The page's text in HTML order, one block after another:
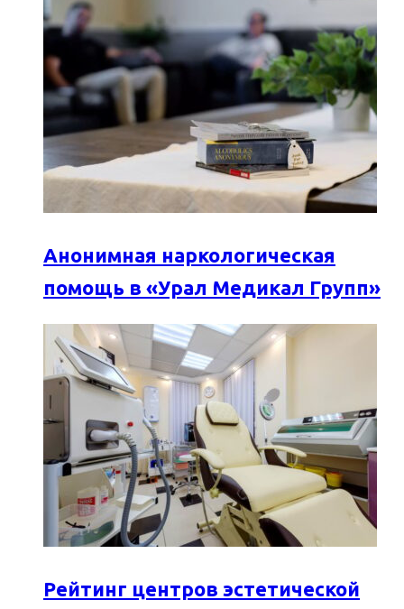
Анонимная наркологическая
помощь в «Урал Медикал Групп»
Рейтинг центров эстетической